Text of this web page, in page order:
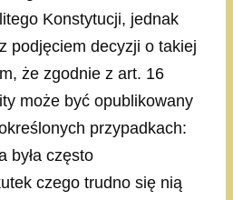
Konstytucji, jednak
podjęciem decyzji o takiej
że zgodnie z art. 16
może być opublikowany
przypadkach:
była często
czego trudno się nią